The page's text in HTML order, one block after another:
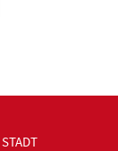
STADT